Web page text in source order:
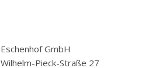
Eschenhof GmbH
Wilhelm-Pieck-Straße 27